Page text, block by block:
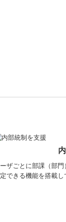
ザごとに部課（部
できる機能を搭載し